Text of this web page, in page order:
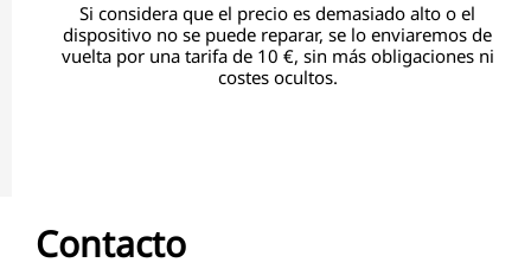
Si considera que el precio es demasiado alto o el
dispositivo no se puede reparar, se lo enviaremos de
vuelta por una tarifa de 10 €, sin más obligaciones ni
costes ocultos.
Contacto